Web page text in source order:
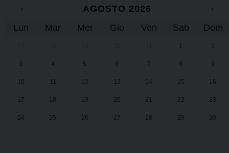
‹ AGOSTO 2026
›
Lun
Mar Mer Gio Ven Sab Dom
1 2
3 4 5 6 7 8 9
10 11 12 13 14 15 16
17 18 19 20 21 22 23
24 25 26 27 28 29 30